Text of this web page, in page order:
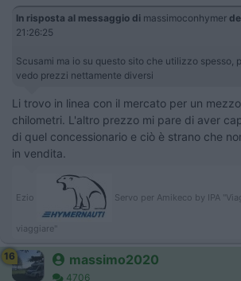
In risposta al messaggio di massimoconhymer
21:26:25
Scusami ma io su questo sito che utilizzo spesso,
vedo prezzi nettamente diversi
Li trovo in linea con il mercato per un
chilometri. L'altro prezzo mi pare di aver
di quel concessionario e ciò è strano che
in vendita.
Ezio Servo per Amikeco by IPA
viaggiare"
16 massimo2020
4706